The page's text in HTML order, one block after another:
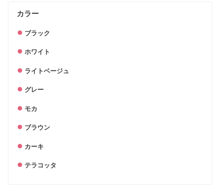
カラー
ブラック
ホワイト
ライトベージュ
グレー
モカ
ブラウン
カーキ
テラコッタ